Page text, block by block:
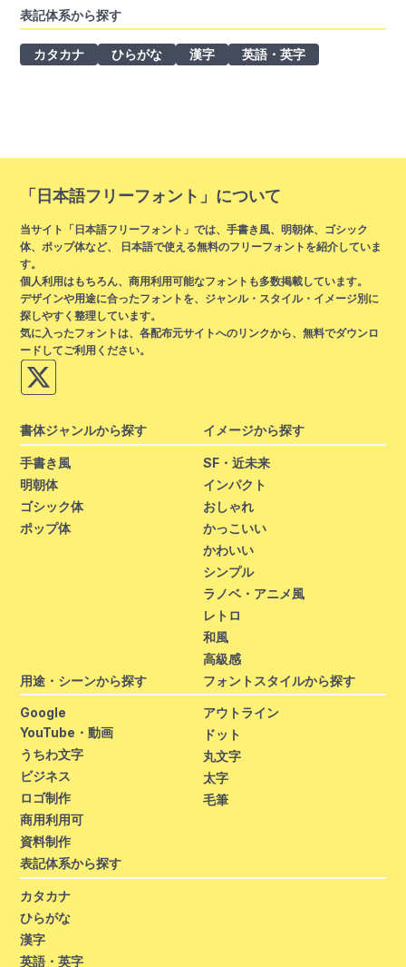
表記体系から探す
カタカナ ひらがな 漢字 英語・英字
「日本語フリーフォント」について
当サイト「日本語フリーフォント」では、手書き風、明朝体、ゴシック
体、ポップ体など、 日本語で使える無料のフリーフォントを紹介していま
す。
個人利用はもちろん、商用利用可能なフォントも多数掲載しています。
デザインや用途に合ったフォントを、ジャンル・スタイル・イメージ別に
探しやすく整理しています。
気に入ったフォントは、各配布元サイトへのリンクから、無料でダウンロ
ードしてご利用ください。
書体ジャンルから探す
手書き風
明朝体
ゴシック体
ポップ体
イメージから探す
SF・近未来
インパクト
おしゃれ
かっこいい
かわいい
シンプル
ラノベ・アニメ風
レトロ
和風
高級感
用途・シーンから探す
Google
YouTube・動画
うちわ文字
ビジネス
ロゴ制作
商用利用可
資料制作
フォントスタイルから探す
アウトライン
ドット
丸文字
太字
毛筆
表記体系から探す
カタカナ
ひらがな
漢字
英語・英字